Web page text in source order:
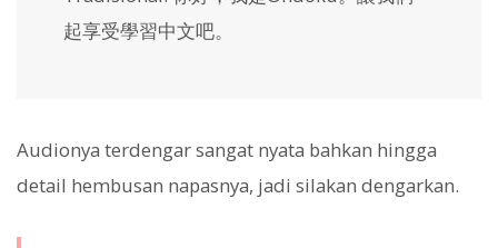
起享受學習中文吧。
Audionya terdengar sangat nyata bahkan hingga
detail hembusan napasnya, jadi silakan dengarkan.